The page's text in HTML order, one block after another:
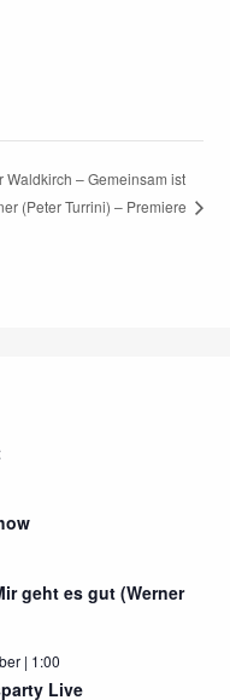
Waldkirch – Gemeinsam ist
(Peter Turrini) – Premiere
geht es gut (Werner
| 1:00
Live